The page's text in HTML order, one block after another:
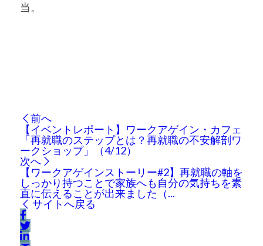
当。
前へ
【イベントレポート】ワークアゲイン・カフェ
「再就職のステップとは？再就職の不安解剖ワ
ークショップ」（4/12）
次へ
【ワークアゲインストーリー#2】再就職の軸を
しっかり持つことで家族へも自分の気持ちを素
直に伝えることが出来ました（...
サイトへ戻る